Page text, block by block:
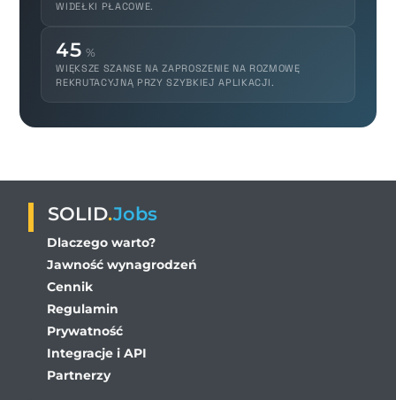
WIDEŁKI PŁACOWE.
45 %
WIĘKSZE SZANSE NA ZAPROSZENIE NA ROZMOWĘ
REKRUTACYJNĄ PRZY SZYBKIEJ APLIKACJI.
SOLID.Jobs
Dlaczego warto?
Jawność wynagrodzeń
Cennik
Regulamin
Prywatność
Integracje i API
Partnerzy